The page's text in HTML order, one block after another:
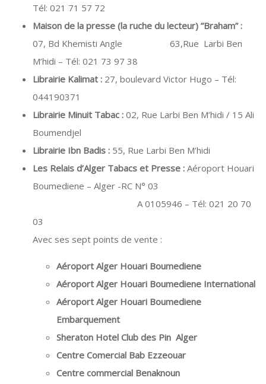
Tél: 021 71 57 72
Maison de la presse (la ruche du lecteur) ”Braham” :
07, Bd Khemisti Angle 63,Rue Larbi Ben
M’hidi – Tél: 021 73 97 38
Librairie Kalimat : 27, boulevard Victor Hugo – Tél:
044190371
Librairie Minuit Tabac : 02, Rue Larbi Ben M’hidi / 15 Ali
Boumendjel
Librairie Ibn Badis : 55, Rue Larbi Ben M’hidi
Les Relais d’Alger Tabacs et Presse : Aéroport Houari
Boumediene – Alger -RC N° 03
A 0105946 – Tél: 021 20 70
03
Avec ses sept points de vente :
Aéroport Alger Houari Boumediene
Aéroport Alger Houari Boumediene International
Aéroport Alger Houari Boumediene
Embarquement
Sheraton Hotel Club des Pin Alger
Centre Comercial Bab Ezzeouar
Centre commercial Benaknoun